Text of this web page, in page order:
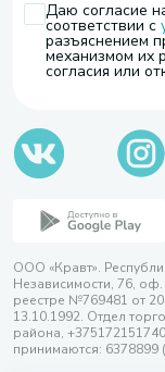
Даю согласие
соответствии с
разъяснением
механизмом их
согласия или
ООО «Кравт».
Независимости, 76,
реестре №769481 от
13.10.1992. Отдел
района,
принимаются: 6378899